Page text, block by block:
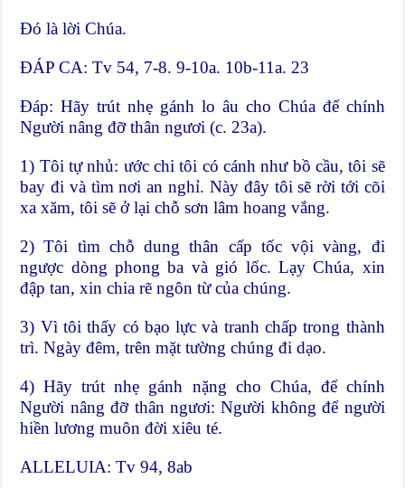
Ðó là lời Chúa.
ÐÁP CA: Tv 54, 7-8. 9-10a. 10b-11a. 23
Ðáp: Hãy trút nhẹ gánh lo âu cho Chúa để chính
Người nâng đỡ thân ngươi (c. 23a).
1) Tôi tự nhủ: ước chi tôi có cánh như bồ cầu, tôi sẽ
bay đi và tìm nơi an nghỉ. Này đây tôi sẽ rời tới cõi
xa xăm, tôi sẽ ở lại chỗ sơn lâm hoang vắng.
2) Tôi tìm chỗ dung thân cấp tốc vội vàng, đi
ngược dòng phong ba và gió lốc. Lạy Chúa, xin
đập tan, xin chia rẽ ngôn từ của chúng.
3) Vì tôi thấy có bạo lực và tranh chấp trong thành
trì. Ngày đêm, trên mặt tường chúng đi dạo.
4) Hãy trút nhẹ gánh nặng cho Chúa, để chính
Người nâng đỡ thân ngươi: Người không để người
hiền lương muôn đời xiêu té.
ALLELUIA: Tv 94, 8ab